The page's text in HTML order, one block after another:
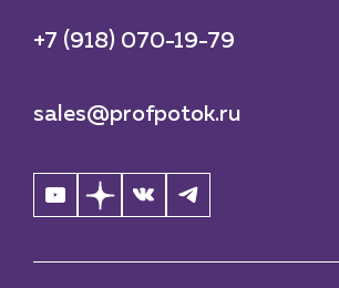
+7 (918) 070-19-79
sales@profpotok.ru